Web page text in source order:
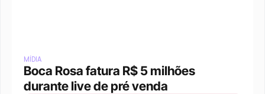
MÍDIA
Boca Rosa fatura R$ 5 milhões
durante live de pré venda